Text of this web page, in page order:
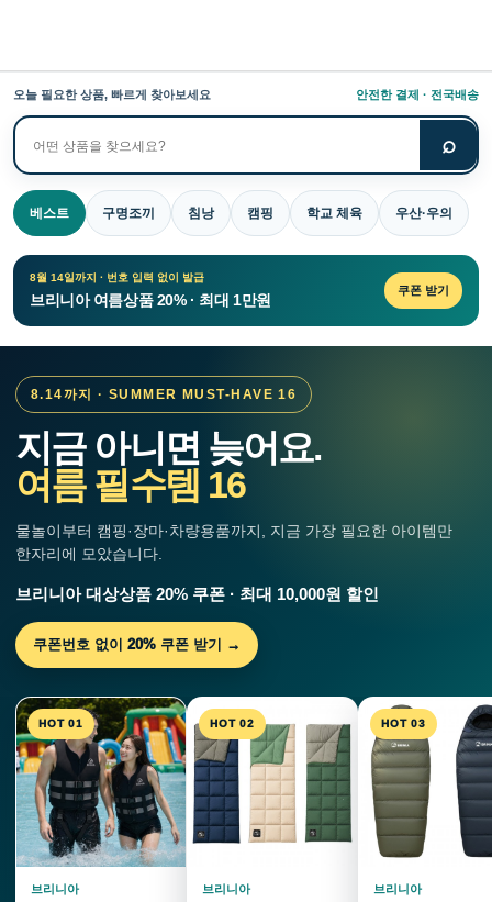
오늘 필요한 상품, 빠르게 찾아보세요 안전한 결제 · 전국배송
상
품
검
색
⌕
베스트 구명조끼 침낭 캠핑 학교 체육 우산·우의
8월 14일까지 · 번호 입력 없이 발급
브리니아 여름상품 20% · 최대 1만원
쿠폰 받기
8.14까지 · SUMMER MUST-HAVE 16
지금 아니면 늦어요.
여름 필수템 16
물놀이부터 캠핑·장마·차량용품까지, 지금 가장 필요한 아이템만
한자리에 모았습니다.
브리니아 대상상품 20% 쿠폰 · 최대 10,000원 할인
쿠폰번호 없이 20% 쿠폰 받기 →
HOT 01
브리니아
HOT 02
브리니아
HOT 03
브리니아